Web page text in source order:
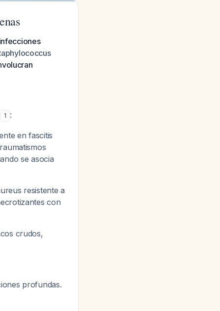
1 :
en fascitis
se asocia
resistente a
con
crudos,
profundas.